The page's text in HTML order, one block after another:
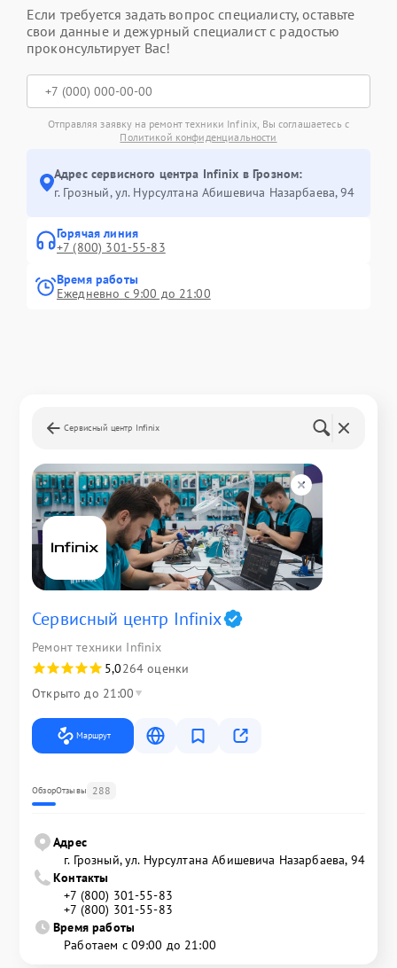
Если требуется задать вопрос специалисту, оставьте
свои данные и дежурный специалист с радостью
проконсультирует Вас!
Отправляя заявку на ремонт техники Infinix, Вы соглашаетесь с
Политикой конфиденциальности
Адрес сервисного центра Infinix в Грозном:
г. Грозный, ул. Нурсултана Абишевича Назарбаева, 94
Горячая линия
+7 (800) 301-55-83
Время работы
Ежедневно с 9:00 до 21:00
Сервисный центр Infinix
Сервисный центр Infinix
Ремонт техники Infinix
5,0264 оценки
Открыто до 21:00
Маршрут
ОбзорОтзывы 288
Адрес
г. Грозный, ул. Нурсултана Абишевича Назарбаева, 94
Контакты
+7 (800) 301-55-83
+7 (800) 301-55-83
Время работы
Работаем с 09:00 до 21:00